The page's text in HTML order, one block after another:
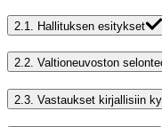
2.1. Hallituksen esitykset
2.2. Valtioneuvoston
2.3. Vastaukset kirjallisiin